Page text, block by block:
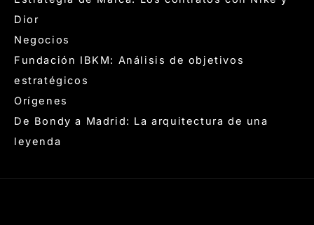
Dior
Negocios
Fundación IBKM: Análisis de objetivos
estratégicos
Orígenes
De Bondy a Madrid: La arquitectura de una
leyenda